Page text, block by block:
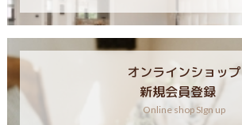
オンラインショップ
新規会員登録
Online shop SIgn up